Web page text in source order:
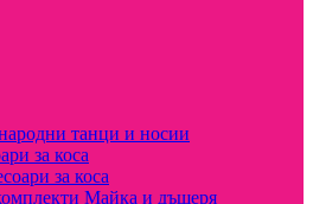
танци и носии
за коса
за коса
Майка и дъщеря